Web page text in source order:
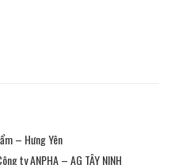
– Hưng Yên
ty ANPHA – AG TÂY NINH